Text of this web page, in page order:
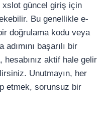
xslot güncel giriş için
Bu genellikle e-
doğrulama kodu veya
adımını başarılı bir
aktif hale gelir
Unutmayın, her
etmek, sorunsuz bir